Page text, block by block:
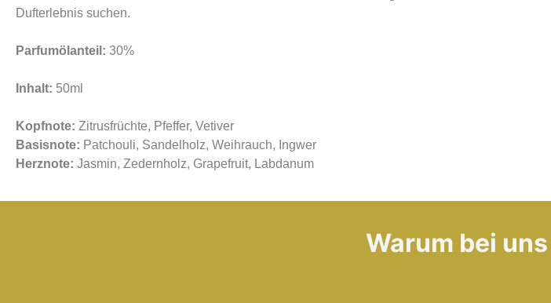
Dufterlebnis suchen.
Parfumölanteil: 30%
Inhalt: 50ml
Kopfnote: Zitrusfrüchte, Pfeffer, Vetiver
Basisnote: Patchouli, Sandelholz, Weihrauch, Ingwer
Herznote: Jasmin, Zedernholz, Grapefruit, Labdanum
Warum bei